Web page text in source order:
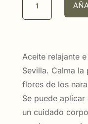
relajante
de
Sevilla
cantidad
Aceite relajante
Sevilla. Calma la
flores de los
Se puede
un cuidado